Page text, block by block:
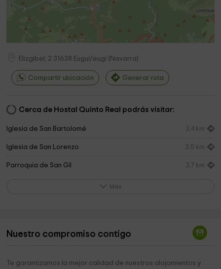
Elizgibel, 2 31638 Eugui/eugi ( Navarra)
Compartir ubicación Generar ruta
Cerca de Hostal Quinto Real podrás visitar:
Iglesia de San Bartolomé 3,4 km
Iglesia de San Lorenzo 3,5 km
Parroquia de San Gil 3,7 km
Parroquia de San esteban 5,2 km
Más
Nuestro compromiso contigo
Te garantizamos la mejor calidad de nuestros alojamientos y